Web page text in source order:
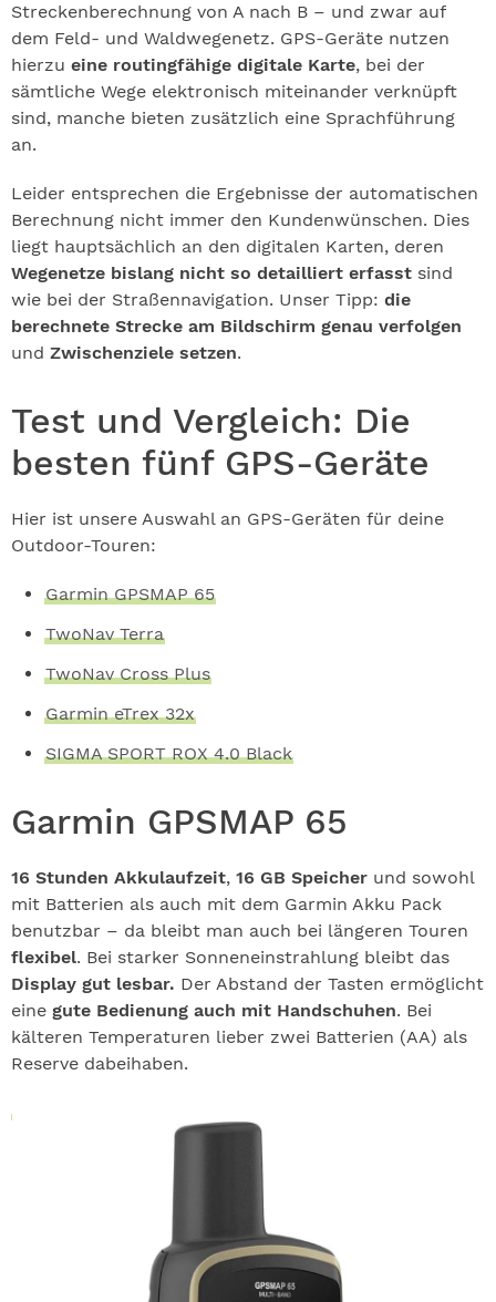
Streckenberechnung von A nach B – und zwar auf
dem Feld- und Waldwegenetz. GPS-Geräte nutzen
hierzu eine routingfähige digitale Karte, bei der
sämtliche Wege elektronisch miteinander verknüpft
sind, manche bieten zusätzlich eine Sprachführung
an.
Leider entsprechen die Ergebnisse der automatischen
Berechnung nicht immer den Kundenwünschen. Dies
liegt hauptsächlich an den digitalen Karten, deren
Wegenetze bislang nicht so detailliert erfasst sind
wie bei der Straßennavigation. Unser Tipp: die
berechnete Strecke am Bildschirm genau verfolgen
und Zwischenziele setzen.
Test und Vergleich: Die
besten fünf GPS-Geräte
Hier ist unsere Auswahl an GPS-Geräten für deine
Outdoor-Touren:
Garmin GPSMAP 65
TwoNav Terra
TwoNav Cross Plus
Garmin eTrex 32x
SIGMA SPORT ROX 4.0 Black
Garmin GPSMAP 65
16 Stunden Akkulaufzeit, 16 GB Speicher und sowohl
mit Batterien als auch mit dem Garmin Akku Pack
benutzbar – da bleibt man auch bei längeren Touren
flexibel. Bei starker Sonneneinstrahlung bleibt das
Display gut lesbar. Der Abstand der Tasten ermöglicht
eine gute Bedienung auch mit Handschuhen. Bei
kälteren Temperaturen lieber zwei Batterien (AA) als
Reserve dabeihaben.